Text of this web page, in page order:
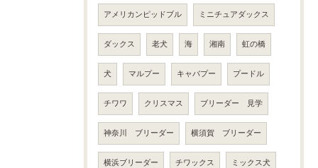
アメリカンピッドブル ミニチュアダックス
ダックス 老犬 海 湘南 虹の橋
犬 マルプー キャバプー プードル
チワワ クリスマス ブリーダー 見学
神奈川 ブリーダー 横須賀 ブリーダー
横浜ブリーダー チワックス ミックス犬